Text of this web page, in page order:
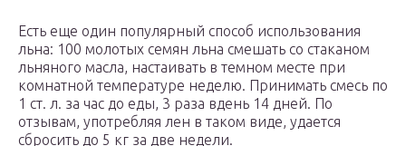
Есть еще один популярный способ использования
льна: 100 молотых семян льна смешать со стаканом
льняного масла, настаивать в темном месте при
комнатной температуре неделю. Принимать смесь по
1 ст. л. за час до еды, 3 раза вдень 14 дней. По
отзывам, употребляя лен в таком виде, удается
сбросить до 5 кг за две недели.